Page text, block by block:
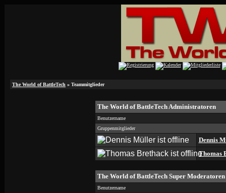
The World of BattleTech » Teammitglieder
The World of BattleTech Administratoren
Benutzername
Gruppenmitglieder
Dennis
Thomas
The World of BattleTech Super Moderatoren
Benutzername